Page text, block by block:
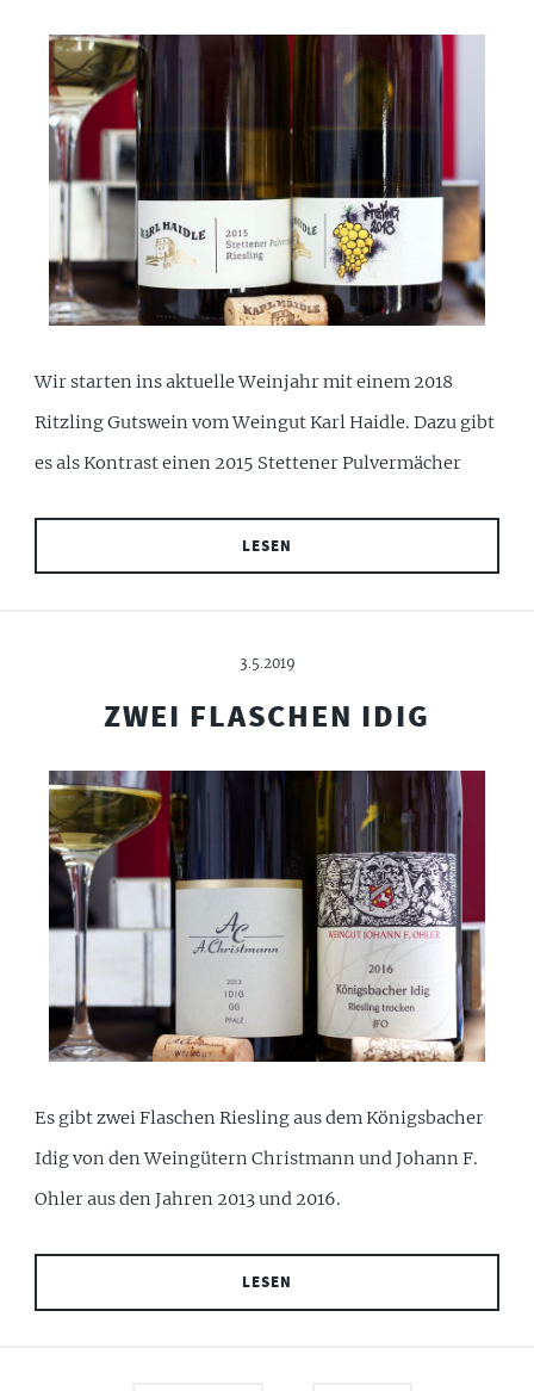
Wir starten ins aktuelle Weinjahr mit einem 2018
Ritzling Gutswein vom Weingut Karl Haidle. Dazu gibt
es als Kontrast einen 2015 Stettener Pulvermächer
LESEN
3.5.2019
ZWEI FLASCHEN IDIG
Es gibt zwei Flaschen Riesling aus dem Königsbacher
Idig von den Weingütern Christmann und Johann F.
Ohler aus den Jahren 2013 und 2016.
LESEN